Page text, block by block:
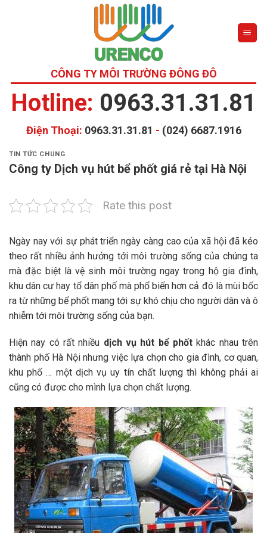
CÔNG TY MÔI TRƯỜNG ĐÔNG ĐÔ
Hotline: 0963.31.31.81
Điện Thoại: 0963.31.31.81 - (024) 6687.1916
TIN TỨC CHUNG
Công ty Dịch vụ hút bể phốt giá rẻ tại Hà Nội
Rate this post
Ngày nay với sự phát triển ngày càng cao của xã hội đã kéo
theo rất nhiều ảnh hưởng tới môi trường sống của chúng ta
mà đặc biệt là vệ sinh môi trường ngay trong hộ gia đình,
khu dân cư hay tổ dân phố mà phổ biến hơn cả đó là mùi bốc
ra từ những bể phốt mang tới sự khó chịu cho người dân và ô
nhiễm tới môi trường sống của bạn.
Hiện nay có rất nhiều dịch vụ hút bể phốt khác nhau trên
thành phố Hà Nội nhưng việc lựa chọn cho gia đình, cơ quan,
khu phố … một dịch vụ uy tín chất lượng thì không phải ai
cũng có được cho mình lựa chọn chất lượng.